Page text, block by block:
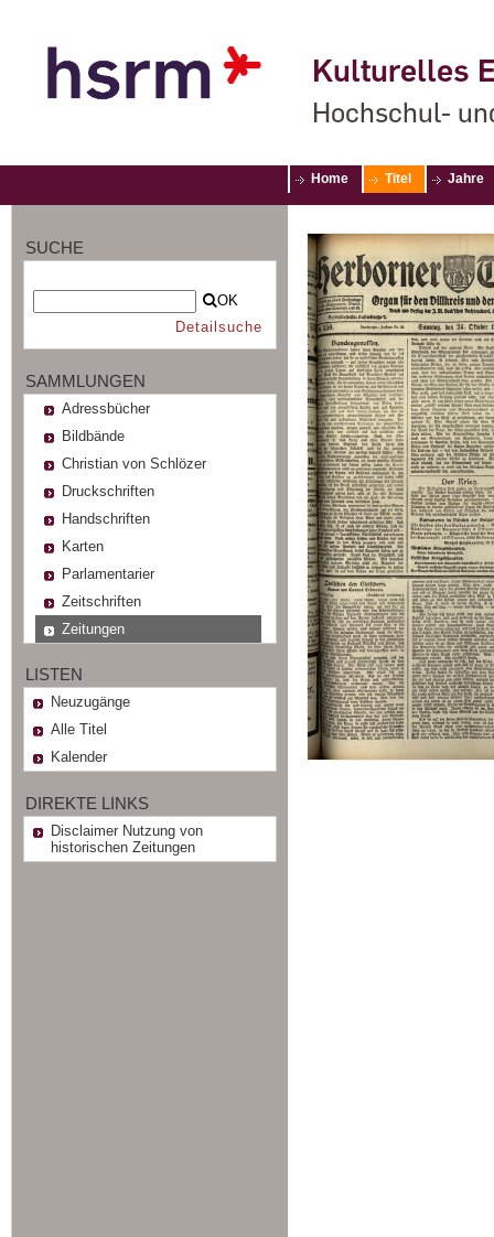
Kulturelles
Hochschul-
Home Titel Jahre
SUCHE
OK
Detailsuche
SAMMLUNGEN
Adressbücher
Bildbände
Christian von Schlözer
Druckschriften
Handschriften
Karten
Parlamentarier
Zeitschriften
Zeitungen
LISTEN
Neuzugänge
Alle Titel
Kalender
DIREKTE LINKS
Disclaimer Nutzung von
historischen Zeitungen